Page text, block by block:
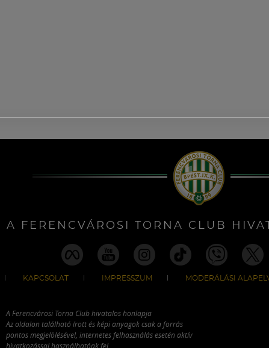
A FERENCVÁROSI TORNA CLUB
KAPCSOLAT IMPRESSZUM MODERÁLÁSI
A Ferencvárosi Torna Club hivatalos honlapja
Az oldalon található írott és képi anyagok csak a forrás
pontos megjelölésével, internetes felhasználás esetén aktív
hivatkozással használhatóak fel.